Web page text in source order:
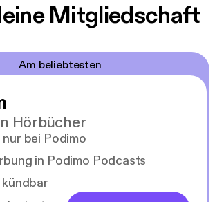
Mitgliedschaft
Am beliebtesten
Hörbücher
bei Podimo
in Podimo Podcasts